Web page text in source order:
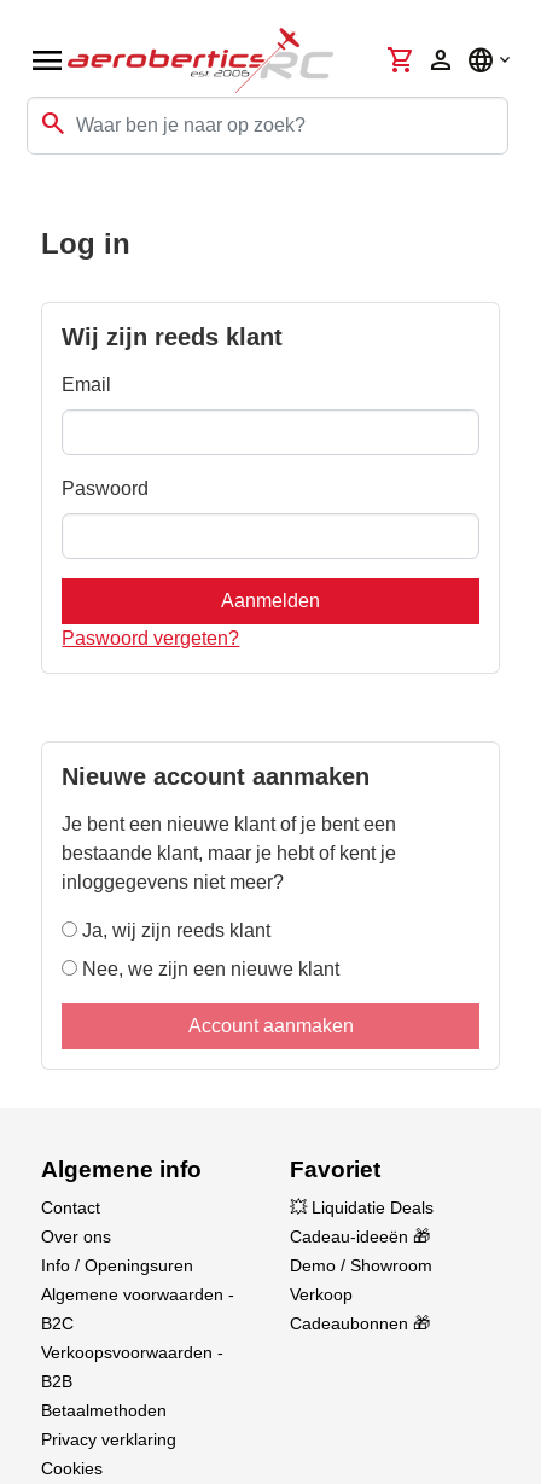
menu
search
shopping_cart person language
Log in
Wij zijn reeds klant
Email
Paswoord
Aanmelden
Paswoord vergeten?
Nieuwe account aanmaken
Je bent een nieuwe klant of je bent een
bestaande klant, maar je hebt of kent je
inloggegevens niet meer?
Ja, wij zijn reeds klant
Nee, we zijn een nieuwe klant
Account aanmaken
Algemene info
Contact
Over ons
Info / Openingsuren
Algemene voorwaarden -
B2C
Verkoopsvoorwaarden -
B2B
Betaalmethoden
Privacy verklaring
Cookies
Favoriet
💥 Liquidatie Deals
Cadeau-ideeën 🎁
Demo / Showroom
Verkoop
Cadeaubonnen 🎁